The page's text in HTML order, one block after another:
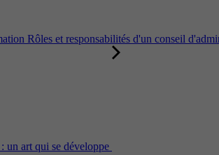
Rôles et responsabilités d'un conseil
un art qui se développe